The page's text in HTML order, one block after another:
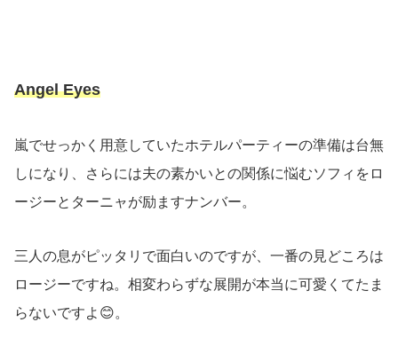
Angel Eyes
嵐でせっかく用意していたホテルパーティーの準備は台無
しになり、さらには夫の素かいとの関係に悩むソフィをロ
ージーとターニャが励ますナンバー。
三人の息がピッタリで面白いのですが、一番の見どころは
ロージーですね。相変わらずな展開が本当に可愛くてたま
らないですよ😊。